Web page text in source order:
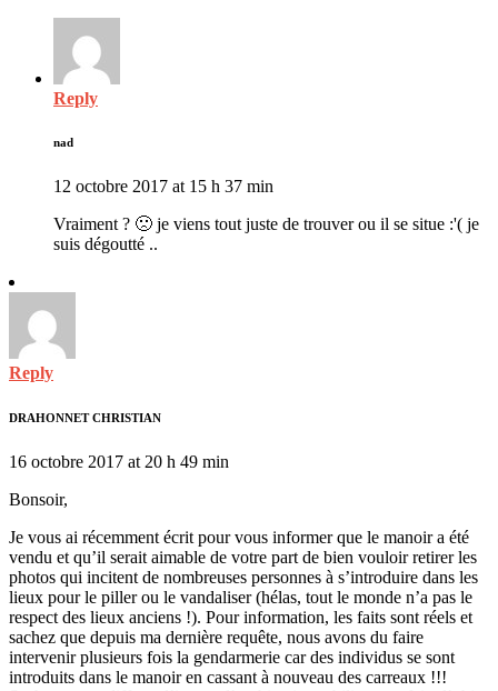
Reply
nad
12 octobre 2017 at 15 h 37 min
Vraiment ? 🙁 je viens tout juste de trouver ou il se situe :'( je
suis dégoutté ..
Reply
DRAHONNET CHRISTIAN
16 octobre 2017 at 20 h 49 min
Bonsoir,
Je vous ai récemment écrit pour vous informer que le manoir a été
vendu et qu’il serait aimable de votre part de bien vouloir retirer les
photos qui incitent de nombreuses personnes à s’introduire dans les
lieux pour le piller ou le vandaliser (hélas, tout le monde n’a pas le
respect des lieux anciens !). Pour information, les faits sont réels et
sachez que depuis ma dernière requête, nous avons du faire
intervenir plusieurs fois la gendarmerie car des individus se sont
introduits dans le manoir en cassant à nouveau des carreaux !!!